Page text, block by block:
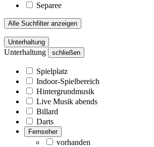
Separee
Alle Suchfilter anzeigen
Unterhaltung
Unterhaltung schließen
Spielplatz
Indoor-Spielbereich
Hintergrundmusik
Live Musik abends
Billard
Darts
Fernseher
vorhanden